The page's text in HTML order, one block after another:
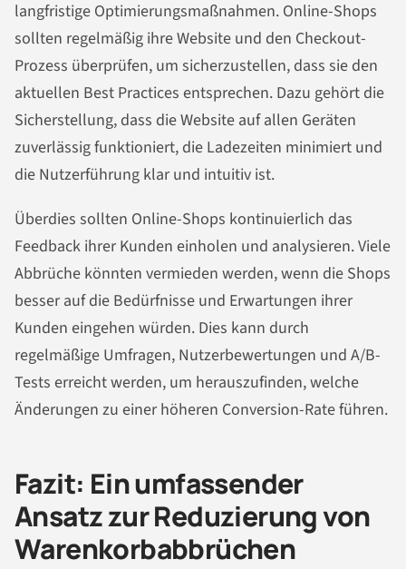
langfristige Optimierungsmaßnahmen. Online-Shops
sollten regelmäßig ihre Website und den Checkout-
Prozess überprüfen, um sicherzustellen, dass sie den
aktuellen Best Practices entsprechen. Dazu gehört die
Sicherstellung, dass die Website auf allen Geräten
zuverlässig funktioniert, die Ladezeiten minimiert und
die Nutzerführung klar und intuitiv ist.
Überdies sollten Online-Shops kontinuierlich das
Feedback ihrer Kunden einholen und analysieren. Viele
Abbrüche könnten vermieden werden, wenn die Shops
besser auf die Bedürfnisse und Erwartungen ihrer
Kunden eingehen würden. Dies kann durch
regelmäßige Umfragen, Nutzerbewertungen und A/B-
Tests erreicht werden, um herauszufinden, welche
Änderungen zu einer höheren Conversion-Rate führen.
Fazit: Ein umfassender
Ansatz zur Reduzierung von
Warenkorbabbrüchen